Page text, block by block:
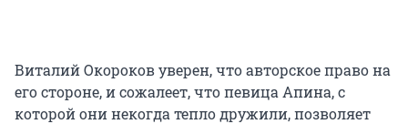
Виталий Окороков уверен, что авторское право на
его стороне, и сожалеет, что певица Апина, с
которой они некогда тепло дружили, позволяет